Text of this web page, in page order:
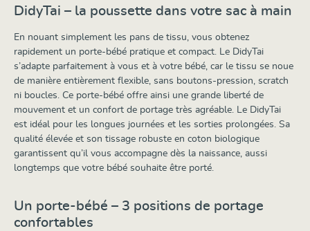
DidyTai – la poussette dans votre sac à main
En nouant simplement les pans de tissu, vous obtenez
rapidement un porte-bébé pratique et compact. Le DidyTai
s’adapte parfaitement à vous et à votre bébé, car le tissu se noue
de manière entièrement flexible, sans boutons-pression, scratch
ni boucles. Ce porte-bébé offre ainsi une grande liberté de
mouvement et un confort de portage très agréable. Le DidyTai
est idéal pour les longues journées et les sorties prolongées. Sa
qualité élevée et son tissage robuste en coton biologique
garantissent qu’il vous accompagne dès la naissance, aussi
longtemps que votre bébé souhaite être porté.
Un porte-bébé – 3 positions de portage
confortables